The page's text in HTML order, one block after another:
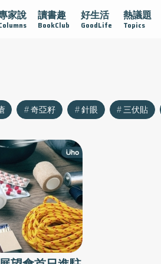
家說 讀書趣
BookClub
好生活
GoodLife
熱議題
Topics
愛的未來視 認識攝護腺肥大
奇亞籽 針眼 三伏貼